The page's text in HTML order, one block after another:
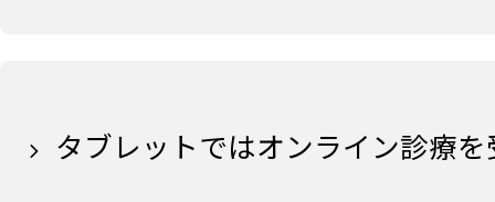
タブレットではオンライン診療